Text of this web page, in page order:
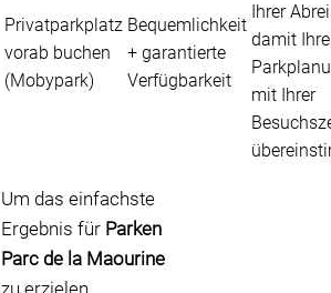
Privatparkplatz
vorab buchen
(Mobypark)
Bequemlichkeit
+ garantierte
Verfügbarkeit
Ihrer
damit Ihre
mit Ihrer
Um das einfachste
Ergebnis für Parken
Parc de la Maourine